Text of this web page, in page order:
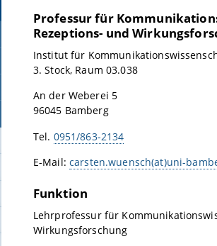
Professur für
Rezeptions- und
Institut für
3. Stock, Raum 03.038
An der Weberei 5
96045 Bamberg
Tel. 0951/863-2134
E-Mail: carsten.wuensch(at)uni-
Funktion
Lehrprofessur für
Wirkungsforschung